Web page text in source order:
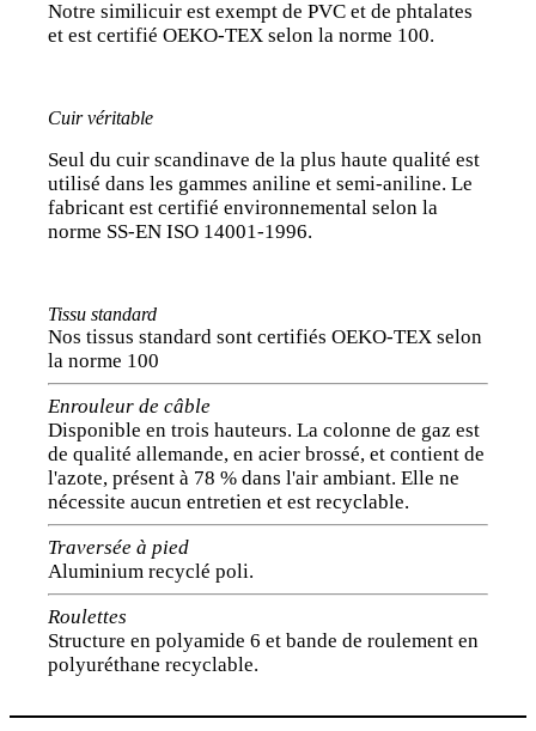
Notre similicuir est exempt de PVC et de phtalates
et est certifié OEKO-TEX selon la norme 100.
Cuir véritable
Seul du cuir scandinave de la plus haute qualité est
utilisé dans les gammes aniline et semi-aniline. Le
fabricant est certifié environnemental selon la
norme SS-EN ISO 14001-1996.
Tissu standard
Nos tissus standard sont certifiés OEKO-TEX selon
la norme 100
Enrouleur de câble
Disponible en trois hauteurs. La colonne de gaz est
de qualité allemande, en acier brossé, et contient de
l'azote, présent à 78 % dans l'air ambiant. Elle ne
nécessite aucun entretien et est recyclable.
Traversée à pied
Aluminium recyclé poli.
Roulettes
Structure en polyamide 6 et bande de roulement en
polyuréthane recyclable.